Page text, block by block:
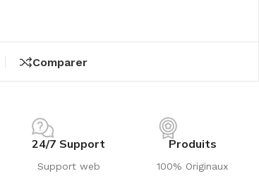
Comparer
24/7 Support
Support web
Produits
100% Originaux